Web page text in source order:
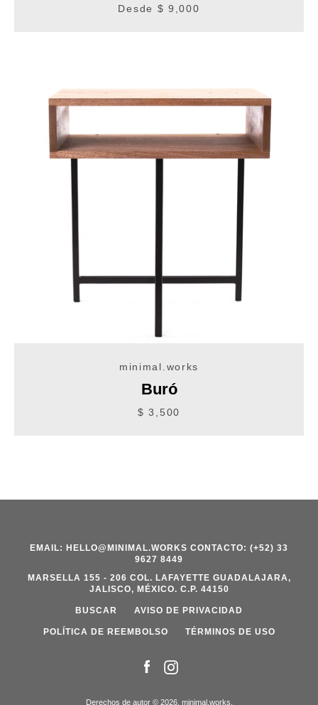
Desde $ 9,000
minimal.works
Buró
$ 3,500
EMAIL: HELLO@MINIMAL.WORKS CONTACTO: (+52) 33
9627 8449
MARSELLA 155 - 206 COL. LAFAYETTE GUADALAJARA,
JALISCO, MÉXICO. C.P. 44150
BUSCAR AVISO DE PRIVACIDAD
POLÍTICA DE REEMBOLSO TÉRMINOS DE USO
Facebook
Derechos de autor © 2026, minimal.works